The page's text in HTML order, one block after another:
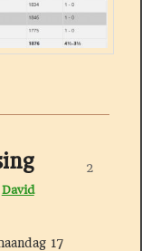
David
2
17